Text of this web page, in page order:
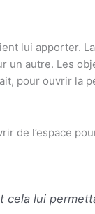
lui apporter.
autre. Les
pour ouvrir la
de l’espace
lui